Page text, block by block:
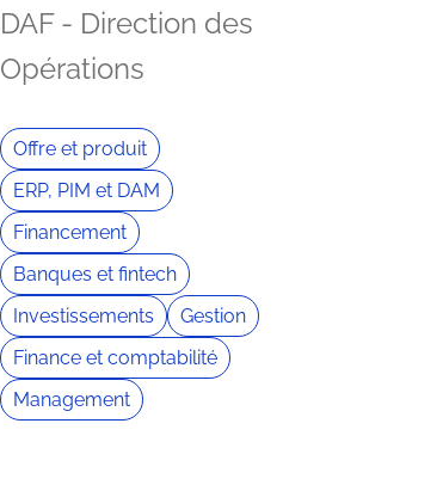
DAF - Direction des
Opérations
Offre et produit
ERP, PIM et DAM
Financement
Banques et fintech
Investissements
Gestion
Finance et comptabilité
Management